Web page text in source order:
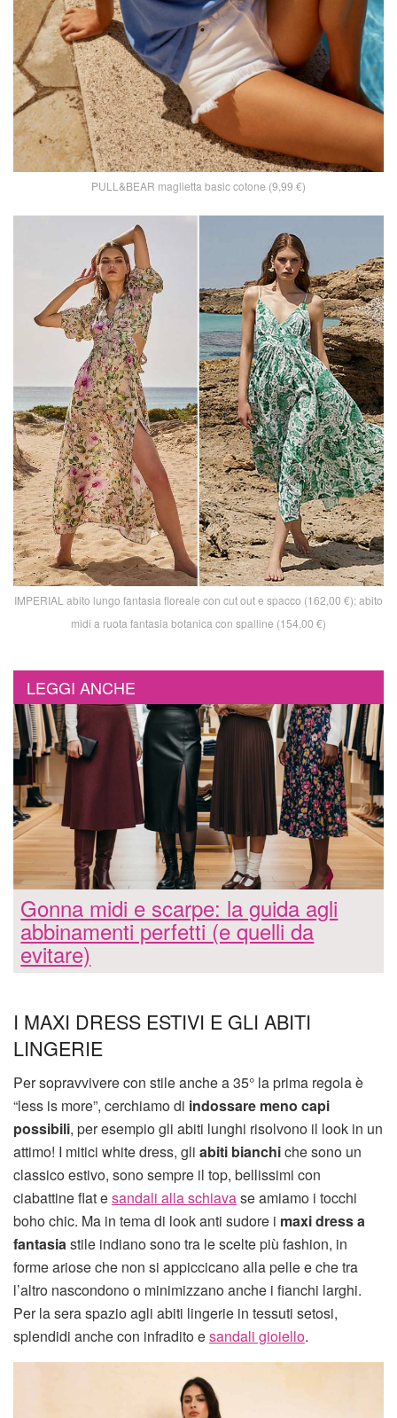
PULL&BEAR maglietta basic cotone (9,99 €)
IMPERIAL abito lungo fantasia floreale con cut out e spacco (162,00 €); abito
midi a ruota fantasia botanica con spalline (154,00 €)
LEGGI ANCHE
Gonna midi e scarpe: la guida agli
abbinamenti perfetti (e quelli da
evitare)
I MAXI DRESS ESTIVI E GLI ABITI
LINGERIE
Per sopravvivere con stile anche a 35° la prima regola è
“less is more”, cerchiamo di indossare meno capi
possibili, per esempio gli abiti lunghi risolvono il look in un
attimo! I mitici white dress, gli abiti bianchiche sono un
classico estivo, sono sempre il top, bellissimi con
ciabattine flat esandali alla schiavase amiamo i tocchi
boho chic. Ma in tema di look anti sudore i maxi dress a
fantasiastile indiano sono tra le scelte più fashion, in
forme ariose che non si appiccicano alla pelle e che tra
l’altro nascondono o minimizzano anche i fianchi larghi.
Per la sera spazio agli abiti lingerie in tessuti setosi,
splendidi anche con infradito esandali gioiello.